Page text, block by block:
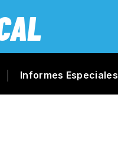
Informes Especiales